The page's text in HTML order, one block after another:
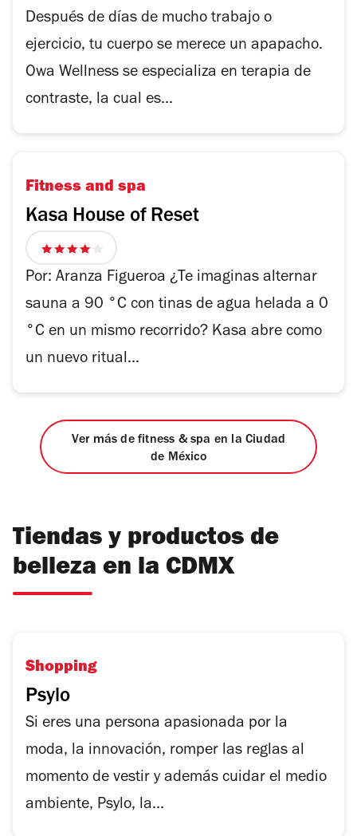
Después de días de mucho trabajo o
ejercicio, tu cuerpo se merece un apapacho.
Owa Wellness se especializa en terapia de
contraste, la cual es...
Fitness and spa
Kasa House of Reset
4
de
Por: Aranza Figueroa ¿Te imaginas alternar
sauna a 90 °C con tinas de agua helada a 0
°C en un mismo recorrido? Kasa abre como
un nuevo ritual...
Ver más de fitness & spa en la Ciudad
de México
Tiendas y productos de
belleza en la CDMX
Shopping
Psylo
Si eres una persona apasionada por la
moda, la innovación, romper las reglas al
momento de vestir y además cuidar el medio
ambiente, Psylo, la...